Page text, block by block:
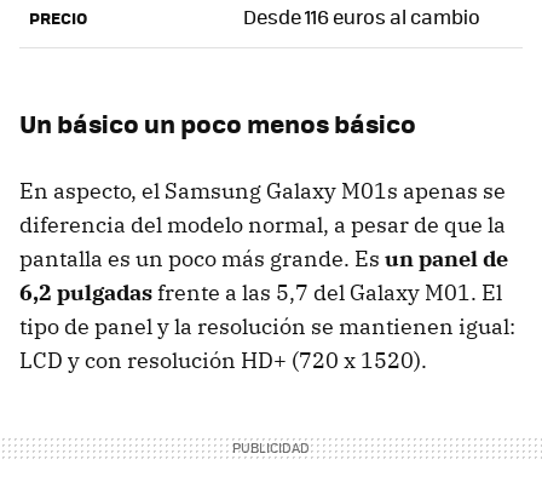
PRECIO Desde 116 euros al cambio
Un básico un poco menos básico
En aspecto, el Samsung Galaxy M01s apenas se
diferencia del modelo normal, a pesar de que la
pantalla es un poco más grande. Es un panel de
6,2 pulgadasfrente a las 5,7 del Galaxy M01. El
tipo de panel y la resolución se mantienen igual:
LCD y con resolución HD+ (720 x 1520).